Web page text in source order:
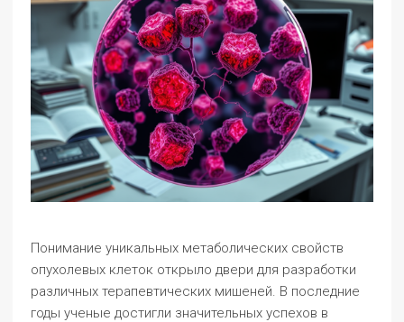
Понимание уникальных метаболических свойств
опухолевых клеток открыло двери для разработки
различных терапевтических мишеней. В последние
годы ученые достигли значительных успехов в